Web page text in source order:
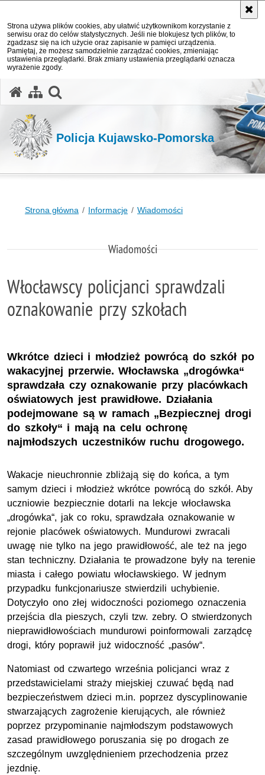
Strona używa plików cookies, aby ułatwić użytkownikom korzystanie z
serwisu oraz do celów statystycznych. Jeśli nie blokujesz tych plików, to
zgadzasz się na ich użycie oraz zapisanie w pamięci urządzenia.
Pamiętaj, że możesz samodzielnie zarządzać cookies, zmieniając
ustawienia przeglądarki. Brak zmiany ustawienia przeglądarki oznacza
wyrażenie zgody.
Policja Kujawsko-Pomorska
Strona główna Informacje Wiadomości
Wiadomości
Włocławscy policjanci sprawdzali
oznakowanie przy szkołach
Wkrótce dzieci i młodzież powrócą do szkół po
wakacyjnej przerwie. Włocławska „drogówka“
sprawdzała czy oznakowanie przy placówkach
oświatowych jest prawidłowe. Działania
podejmowane są w ramach „Bezpiecznej drogi
do szkoły“ i mają na celu ochronę
najmłodszych uczestników ruchu drogowego.
Wakacje nieuchronnie zbliżają się do końca, a tym
samym dzieci i młodzież wkrótce powrócą do szkół. Aby
uczniowie bezpiecznie dotarli na lekcje włocławska
„drogówka“, jak co roku, sprawdzała oznakowanie w
rejonie placówek oświatowych. Mundurowi zwracali
uwagę nie tylko na jego prawidłowość, ale też na jego
stan techniczny. Działania te prowadzone były na terenie
miasta i całego powiatu włocławskiego. W jednym
przypadku funkcjonariusze stwierdzili uchybienie.
Dotyczyło ono złej widoczności poziomego oznaczenia
przejścia dla pieszych, czyli tzw. zebry. O stwierdzonych
nieprawidłowościach mundurowi poinformowali zarządcę
drogi, który poprawił już widoczność „pasów“.
Natomiast od czwartego września policjanci wraz z
przedstawicielami straży miejskiej czuwać będą nad
bezpieczeństwem dzieci m.in. poprzez dyscyplinowanie
stwarzających zagrożenie kierujących, ale również
poprzez przypominanie najmłodszym podstawowych
zasad prawidłowego poruszania się po drogach ze
szczególnym uwzględnieniem przechodzenia przez
jezdnię.